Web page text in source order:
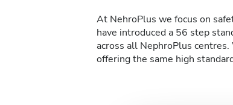
At NehroPlus we focus on
have introduced a 56 step
across all NephroPlus
offering the same high